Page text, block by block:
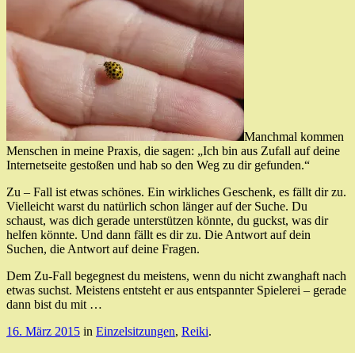
Manchmal kommen
Menschen in meine Praxis, die sagen: „Ich bin aus Zufall auf deine
Internetseite gestoßen und hab so den Weg zu dir gefunden.“
Zu – Fall ist etwas schönes. Ein wirkliches Geschenk, es fällt dir zu.
Vielleicht warst du natürlich schon länger auf der Suche. Du
schaust, was dich gerade unterstützen könnte, du guckst, was dir
helfen könnte. Und dann fällt es dir zu. Die Antwort auf dein
Suchen, die Antwort auf deine Fragen.
Dem Zu-Fall begegnest du meistens, wenn du nicht zwanghaft nach
etwas suchst. Meistens entsteht er aus entspannter Spielerei – gerade
dann bist du mit …
16. März 2015 in Einzelsitzungen, Reiki.